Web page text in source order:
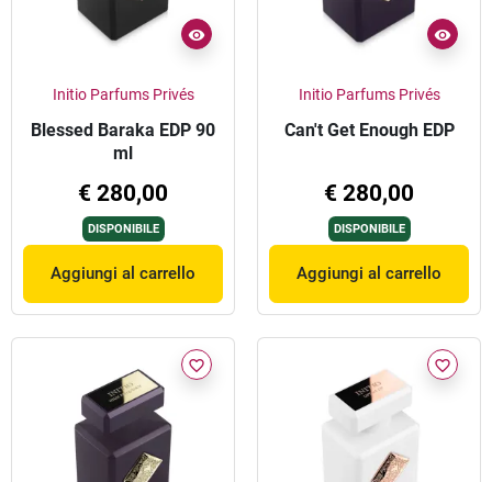
Initio Parfums Privés
Blessed Baraka EDP 90
ml
€ 280,00
DISPONIBILE
Aggiungi al carrello
Initio Parfums Privés
Can't Get Enough EDP
€ 280,00
DISPONIBILE
Aggiungi al carrello
favorite_border favorite_border